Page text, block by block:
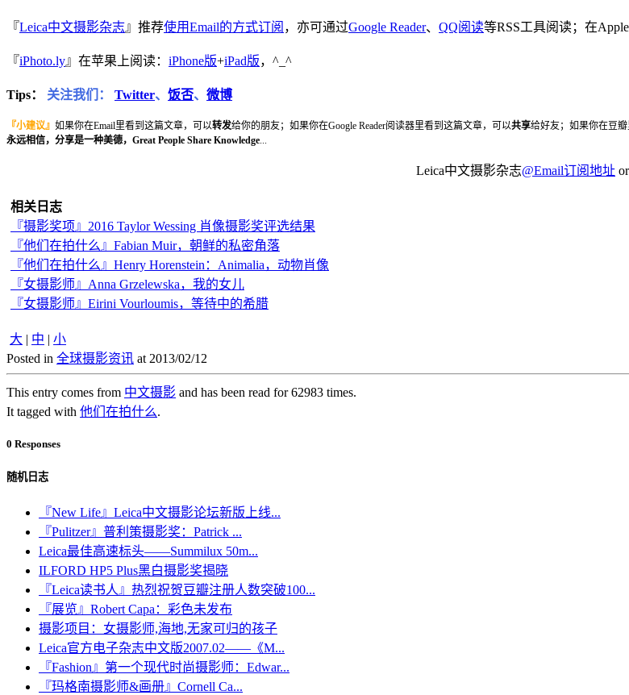
『Leica中文摄影杂志』推荐使用Email的方式订阅 ，亦可通过Google Reader、 QQ阅读等RSS工具阅读；在
『iPhoto.ly』在苹果上阅读： iPhone版+iPad版，^_^
Tips： 关注我们： Twitter、 饭否、 微博
『小建议』 如果你在Email里看到这篇文章，可以转发给你的朋友；如果你在Google Reader阅读器里看到这篇文章，可以共享给好友；如果你在豆
永远相信，分享是一种美德，Great People Share Knowledge...
Leica中文摄影杂志@Email订阅地址 or
相关日志
『摄影奖项』2016 Taylor Wessing 肖像摄影奖评选结果
『他们在拍什么』Fabian Muir，朝鲜的私密角落
『他们在拍什么』Henry Horenstein：Animalia，动物肖像
『女摄影师』Anna Grzelewska，我的女儿
『女摄影师』Eirini Vourloumis，等待中的希腊
大 | 中 | 小
Posted in 全球摄影资讯 at 2013/02/12
This entry comes from 中文摄影 and has been read for 62983 times.
It tagged with 他们在拍什么.
0 Responses
随机日志
『New Life』Leica中文摄影论坛新版上线...
『Pulitzer』普利策摄影奖：Patrick ...
Leica最佳高速标头——Summilux 50m...
ILFORD HP5 Plus黑白摄影奖揭晓
『Leica读书人』热烈祝贺豆瓣注册人数突破100...
『展览』Robert Capa：彩色未发布
摄影项目：女摄影师,海地,无家可归的孩子
Leica官方电子杂志中文版2007.02——《M...
『Fashion』第一个现代时尚摄影师：Edwar...
『玛格南摄影师&画册』Cornell Ca...